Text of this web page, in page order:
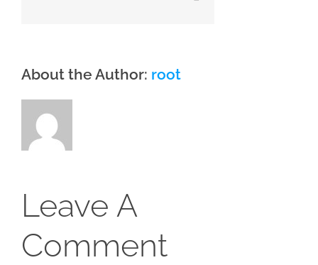
About the Author: root
Leave A
Comment